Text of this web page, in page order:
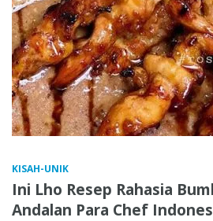
KISAH-UNIK
Ini Lho Resep Rahasia
Andalan Para Chef